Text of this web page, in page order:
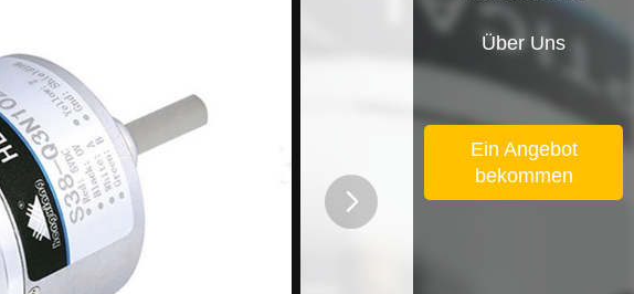
Über Uns
Ein Angebot
bekommen